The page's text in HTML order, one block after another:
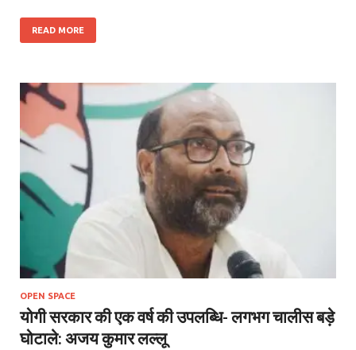
READ MORE
OPEN SPACE
योगी सरकार की एक वर्ष की उपलब्धि- लगभग चालीस बड़े
घोटाले: अजय कुमार लल्लू